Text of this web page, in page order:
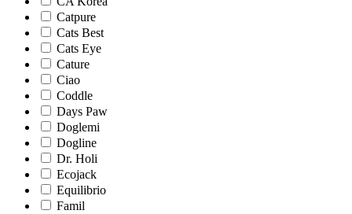
Catpure
Cats Best
Cats Eye
Cature
Ciao
Coddle
Days Paw
Doglemi
Dogline
Dr. Holi
Ecojack
Equilibrio
Famil